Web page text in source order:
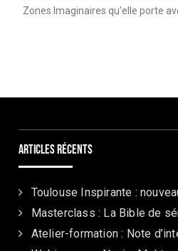
Zones Imaginaires qu’elle porte
Articles récents
Toulouse Inspirante :
Masterclass : La Bible de
Atelier-formation : Note